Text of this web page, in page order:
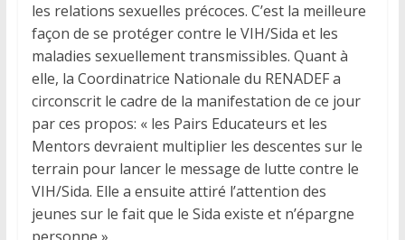
les relations sexuelles précoces. C’est la meilleure
façon de se protéger contre le VIH/Sida et les
maladies sexuellement transmissibles. Quant à
elle, la Coordinatrice Nationale du RENADEF a
circonscrit le cadre de la manifestation de ce jour
par ces propos: « les Pairs Educateurs et les
Mentors devraient multiplier les descentes sur le
terrain pour lancer le message de lutte contre le
VIH/Sida. Elle a ensuite attiré l’attention des
jeunes sur le fait que le Sida existe et n’épargne